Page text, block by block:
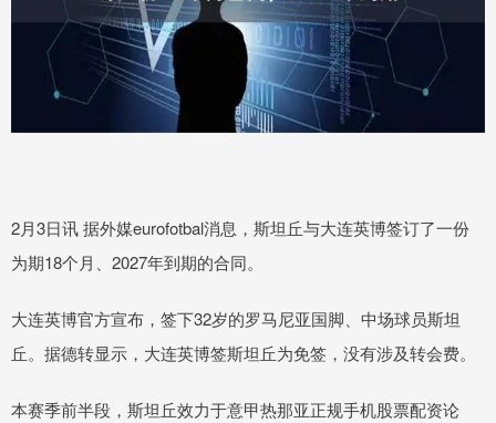
2月3日讯 据外媒eurofotbal消息，斯坦丘与大连英博签订了一份
为期18个月、2027年到期的合同。
大连英博官方宣布，签下32岁的罗马尼亚国脚、中场球员斯坦
丘。据德转显示，大连英博签斯坦丘为免签，没有涉及转会费。
本赛季前半段，斯坦丘效力于意甲热那亚正规手机股票配资论